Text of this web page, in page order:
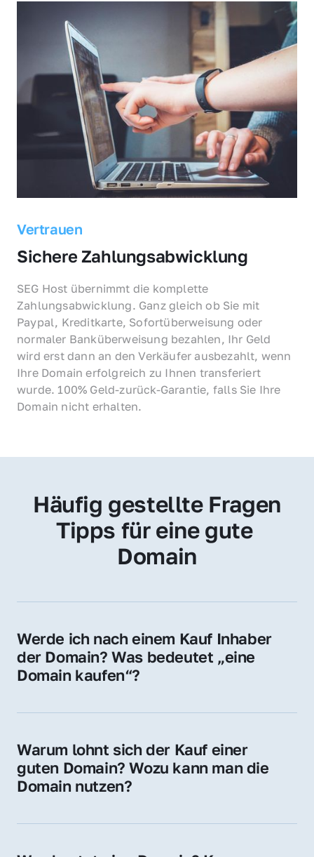
Vertrauen
Sichere Zahlungsabwicklung
SEG Host übernimmt die komplette
Zahlungsabwicklung. Ganz gleich ob Sie mit
Paypal, Kreditkarte, Sofortüberweisung oder
normaler Banküberweisung bezahlen, Ihr Geld
wird erst dann an den Verkäufer ausbezahlt, wenn
Ihre Domain erfolgreich zu Ihnen transferiert
wurde. 100% Geld-zurück-Garantie, falls Sie Ihre
Domain nicht erhalten.
Häufig gestellte Fragen
Tipps für eine gute
Domain
Werde ich nach einem Kauf Inhaber
der Domain? Was bedeutet „eine
Domain kaufen“?
Sie erhalten alle Rechte zur Nutzung,
Domain.
Warum lohnt sich der Kauf einer
guten Domain? Wozu kann man die
Domain nutzen?
Vertrauen und Markenwert. Nutzen Sie sie